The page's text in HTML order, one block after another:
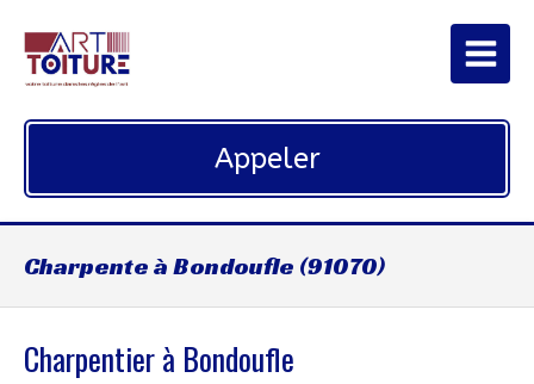
Appeler
Charpente à Bondoufle (91070)
Charpentier à Bondoufle